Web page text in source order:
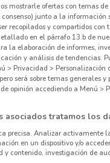
mostrarle ofertas con temas
junto a la información
recopilados y compartidos con
en el párrafo 13.b de
la elaboración de informes,
y análisis de tendencias.
> Privacidad > Personalización
será sobre temas generales
opinión accediendo a Menú >
asociados tratamos los
precisa. Analizar activamente
en un dispositivo y/o
contenido, investigación de